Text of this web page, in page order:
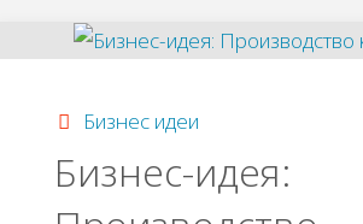
Игрушки
hand
Бизнес идеи
Бизнес-идея: